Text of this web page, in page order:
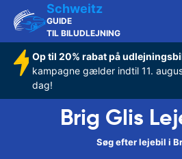
Schweitz
GUIDE
TIL BILUDLEJNING
Op til 20% rabat på
kampagne gælder indtil 11.
dag!
Brig Glis
Søg efter lejebil i